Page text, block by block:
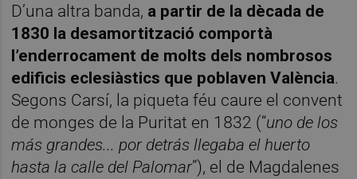
D’una altra banda, a partir de la dècada de
1830 la desamortització comportà
l’enderrocament de molts dels nombrosos
edificis eclesiàstics que poblaven València.
Segons Carsí, la piqueta féu caure el convent
de monges de la Puritat en 1832 (“uno de los
más grandes... por detrás llegaba el huerto
hasta la calle del Palomar”), el de Magdalenes